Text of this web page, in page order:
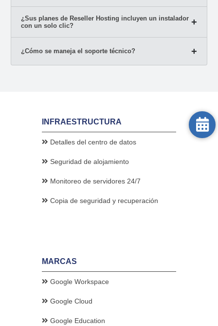
¿Sus planes de Reseller Hosting incluyen un instalador
con un solo clic?
¿Cómo se maneja el soporte técnico?
INFRAESTRUCTURA
Detalles del centro de datos
Seguridad de alojamiento
Monitoreo de servidores 24/7
Copia de seguridad y recuperación
MARCAS
Google Workspace
Google Cloud
Google Education